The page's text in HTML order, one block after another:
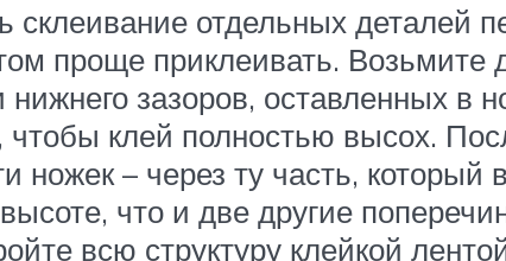
склеивание отдельных деталей
проще приклеивать. Возьмите
зазоров, оставленных в
клей полностью высох.
ножек – через ту часть,
что и две другие
всю структуру клейкой